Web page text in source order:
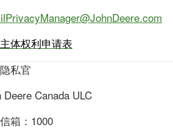
体权利申请表
私官
Deere Canada ULC
箱：1000